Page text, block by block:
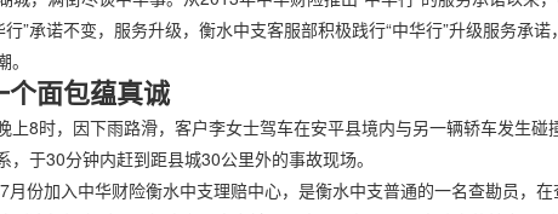
”承诺不变，服务升级，衡水中支客服部积极践行“中华行”升级服务承
面包蕴真诚
8时，因下雨路滑，客户李女士驾车在安平县境内与另一辆轿车发生碰
，于30分钟内赶到距县城30公里外的事故现场。
加入中华财险衡水中支理赔中心，是衡水中支普通的一名查勘员，